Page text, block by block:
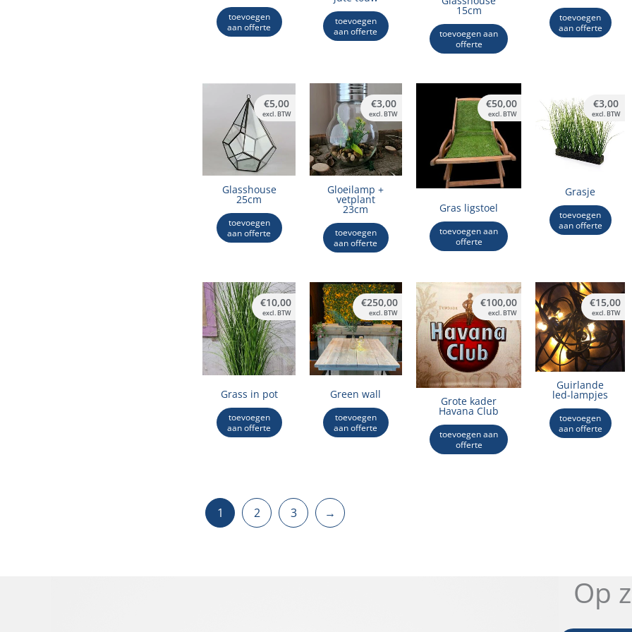
toevoegen
aan offerte
toevoegen
aan offerte
15cm
toevoegen aan
offerte
toevoegen
aan offerte
Glasshouse
25cm
toevoegen
aan offerte
€5,00
excl. BTW
Gloeilamp +
vetplant
23cm
toevoegen
aan offerte
€3,00
excl. BTW
Gras ligstoel
toevoegen aan
offerte
€50,00
excl. BTW
Grasje
toevoegen
aan offerte
€3,00
excl. BTW
Grass in pot
toevoegen
aan offerte
€10,00
excl. BTW
Green wall
toevoegen
aan offerte
€250,00
excl. BTW
Grote kader
Havana Club
toevoegen aan
offerte
€100,00
excl. BTW
Guirlande
led-lampjes
toevoegen
aan offerte
€15,00
excl. BTW
1 2 3 →
Op